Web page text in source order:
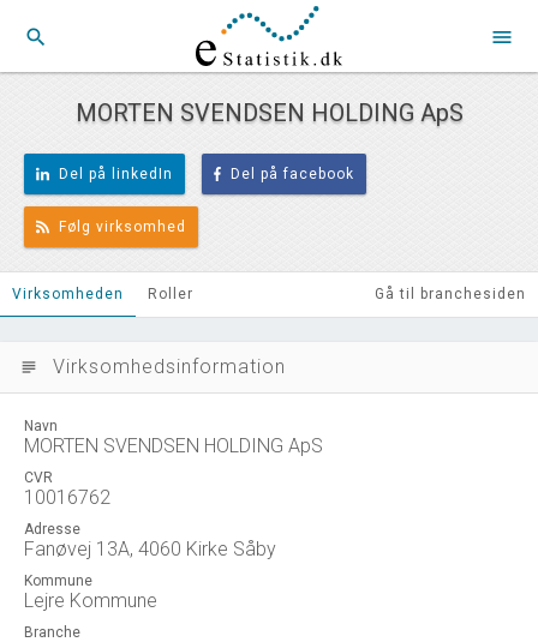
search menu
MORTEN SVENDSEN HOLDING ApS
Del på linkedIn Del på facebook
Følg virksomhed
Virksomheden Roller Gå til branchesiden
subject Virksomhedsinformation
Navn
MORTEN SVENDSEN HOLDING ApS
CVR
10016762
Adresse
Fanøvej 13A, 4060 Kirke Såby
Kommune
Lejre Kommune
Branche